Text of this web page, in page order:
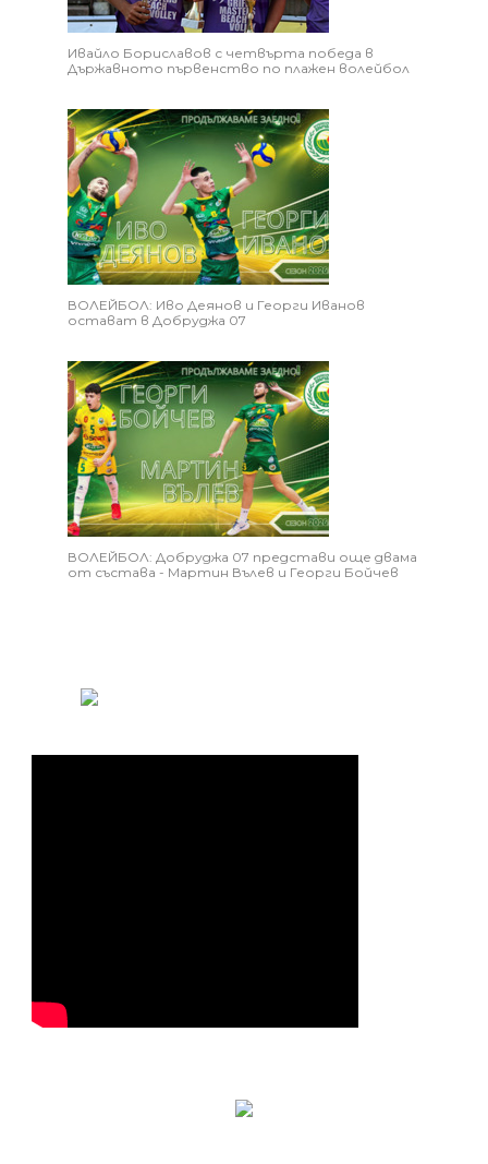
Ивайло Бориславов с четвърта победа в
Държавното първенство по плажен волейбол
ВОЛЕЙБОЛ: Иво Деянов и Георги Иванов
остават в Добруджа 07
ВОЛЕЙБОЛ: Добруджа 07 представи още двама
от състава - Мартин Вълев и Георги Бойчев